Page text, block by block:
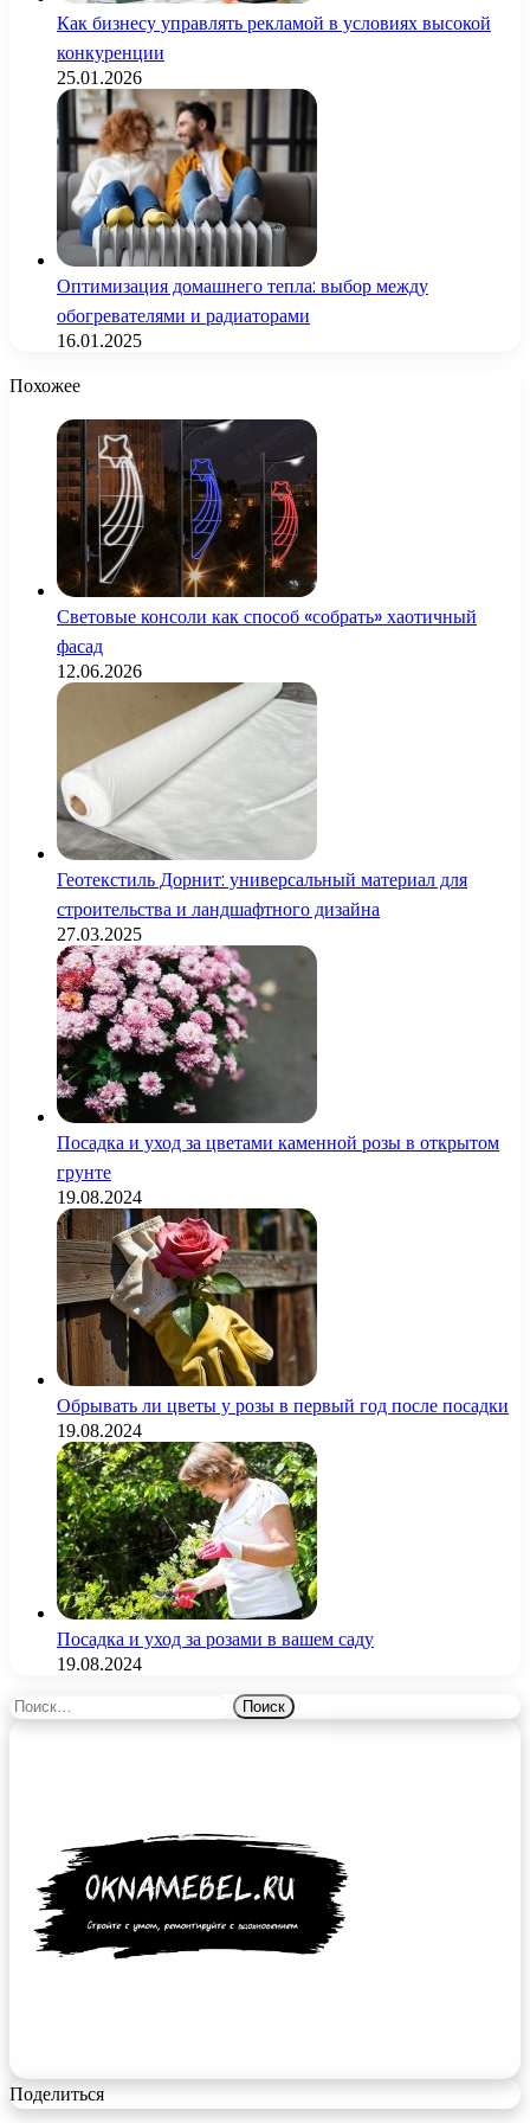
Как бизнесу управлять рекламой в условиях высокой
конкуренции
25.01.2026
Оптимизация домашнего тепла: выбор между
обогревателями и радиаторами
16.01.2025
Похожее
Световые консоли как способ «собрать» хаотичный
фасад
12.06.2026
Геотекстиль Дорнит: универсальный материал для
строительства и ландшафтного дизайна
27.03.2025
Посадка и уход за цветами каменной розы в открытом
грунте
19.08.2024
Обрывать ли цветы у розы в первый год после посадки
19.08.2024
Посадка и уход за розами в вашем саду
19.08.2024
Найти:
Поделиться